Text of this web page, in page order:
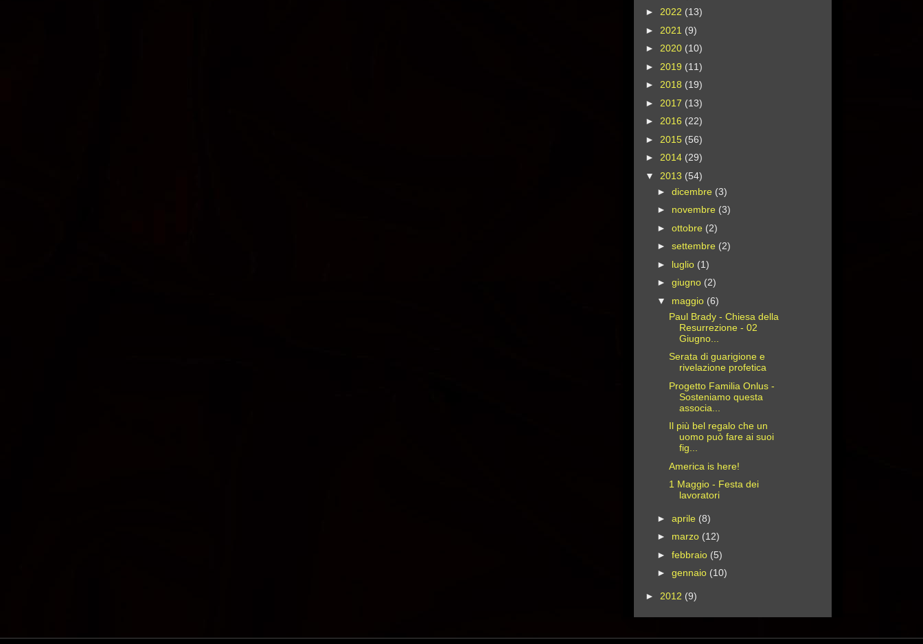
► 2022 (13)
► 2021 (9)
► 2020 (10)
► 2019 (11)
► 2018 (19)
► 2017 (13)
► 2016 (22)
► 2015 (56)
► 2014 (29)
▼ 2013 (54)
► dicembre (3)
► novembre (3)
► ottobre (2)
► settembre (2)
► luglio (1)
► giugno (2)
▼ maggio (6)
Paul Brady - Chiesa della
Resurrezione - 02
Giugno...
Serata di guarigione e
rivelazione profetica
Progetto Familia Onlus -
Sosteniamo questa
associa...
Il più bel regalo che un
uomo può fare ai suoi
fig...
America is here!
1 Maggio - Festa dei
lavoratori
► aprile (8)
► marzo (12)
► febbraio (5)
► gennaio (10)
► 2012 (9)